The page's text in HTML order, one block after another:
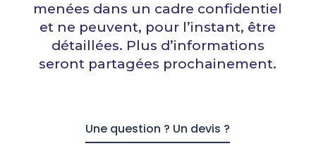
menées dans un cadre confidentiel
et ne peuvent, pour l’instant, être
détaillées. Plus d’informations
seront partagées prochainement.
Une question ? Un devis ?